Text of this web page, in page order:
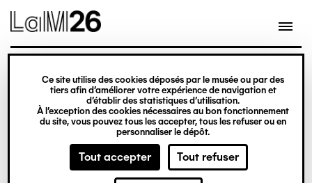
Gestion des cookies
Ce site utilise des cookies déposés par le musée ou par des
tiers afin d’améliorer votre expérience de navigation et
d’établir des statistiques d’utilisation.
À l’exception des cookies nécessaires au bon fonctionnement
du site, vous pouvez tous les accepter, tous les refuser ou en
personnaliser le dépôt.
Tout accepter Tout refuser
contenu